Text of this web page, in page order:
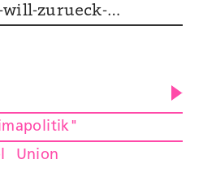
zurueck-…
Union